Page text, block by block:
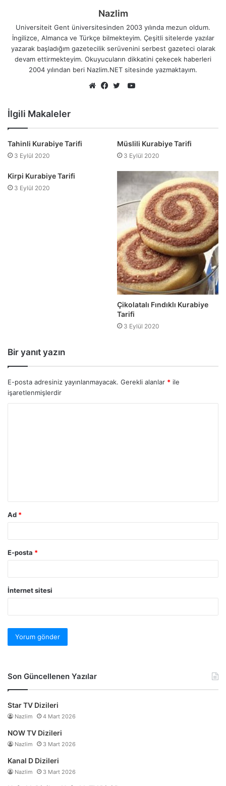
Nazlim
Universiteit Gent üniversitesinden 2003 yılında mezun oldum.
İngilizce, Almanca ve Türkçe bilmekteyim. Çeşitli sitelerde yazılar
yazarak başladığım gazetecilik serüvenini serbest gazeteci olarak
devam ettirmekteyim. Okuyucuların dikkatini çekecek haberleri
2004 yılından beri Nazlim.NET sitesinde yazmaktayım.
YouTube
İlgili Makaleler
Tahinli Kurabiye Tarifi
3 Eylül 2020
Müslili Kurabiye Tarifi
3 Eylül 2020
Kirpi Kurabiye Tarifi
3 Eylül 2020
Çikolatalı Fındıklı Kurabiye
Tarifi
3 Eylül 2020
Bir yanıt yazın
E-posta adresiniz yayınlanmayacak. Gerekli alanlar * ile
işaretlenmişlerdir
Ad *
E-posta *
İnternet sitesi
Son Güncellenen Yazılar
Star TV Dizileri
Nazlim 4 Mart 2026
NOW TV Dizileri
Nazlim 3 Mart 2026
Kanal D Dizileri
Nazlim 3 Mart 2026